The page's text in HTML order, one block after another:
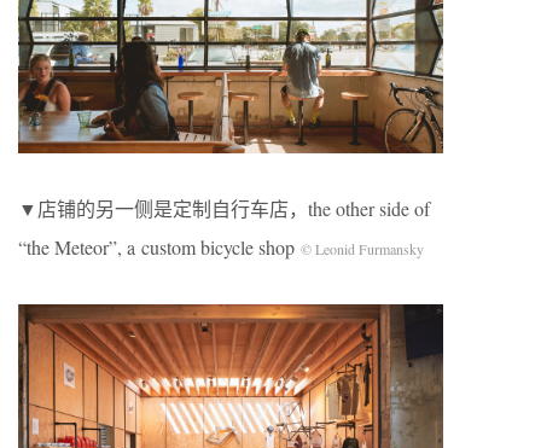
▼店铺的另一侧是定制自行车店，the other side of
“the Meteor”, a custom bicycle shop ©Leonid Furmansky